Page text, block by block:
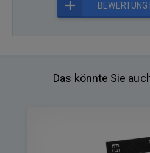
Das könnte Sie